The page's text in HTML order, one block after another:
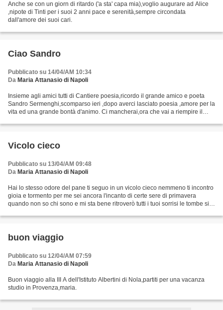
Anche se con un giorn di ritardo ('a sta' capa mia),voglio augurare ad Alice
,nipote di Tinti per i suoi 2 anni pace e serenità,sempre circondata
dall'amore dei suoi cari.
Ciao Sandro
Pubblicato su 14/04/AM 10:34
Da Maria Attanasio di Napoli
Insieme agli amici tutti di Cantiere poesia,ricordo il grande amico e poeta
Sandro Sermenghi,scomparso ieri ,dopo averci lasciato poesia ,amore per la
vita ed una grande bontà d'animo. Ci mancherai,ora che vai a riempire il
Vicolo cieco
Pubblicato su 13/04/AM 09:48
Da Maria Attanasio di Napoli
Hai lo stesso odore del pane ti seguo in un vicolo cieco nemmeno ti incontro
gioia e tormento per me sei ancora l'incanto di certe sere di primavera
quando non so chi sono e mi sta bene ritroverò tutti i tuoi sorrisi le tombe si
buon viaggio
Pubblicato su 12/04/AM 07:59
Da Maria Attanasio di Napoli
Buon viaggio alla III A dell'Istituto Albertini di Nola,partiti per una vacanza
studio in Provenza,maria.